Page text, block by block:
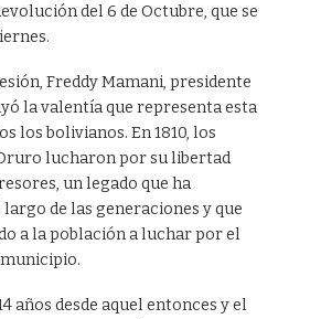
del 6 de Octubre, que se
Freddy Mamani, presidente
la valentía que representa esta
los bolivianos. En 1810, los
lucharon por su libertad
un legado que ha
de las generaciones y que
a la población a luchar por el
años desde aquel entonces y el